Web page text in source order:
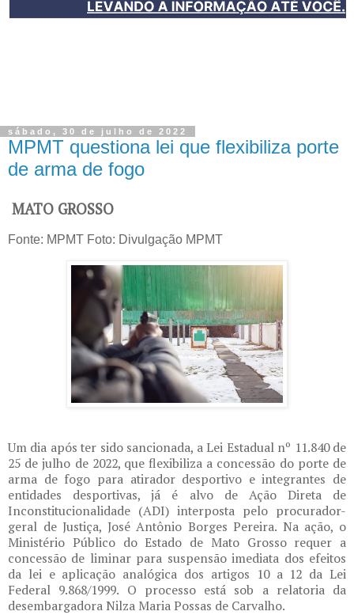
sábado, 30 de julho de 2022
MPMT questiona lei que flexibiliza porte
de arma de fogo
MATO GROSSO
Fonte: MPMT Foto: Divulgação MPMT
Um dia após ter sido sancionada, a Lei Estadual nº 11.840 de
25 de julho de 2022, que flexibiliza a concessão do porte de
arma de fogo para atirador desportivo e integrantes de
entidades desportivas, já é alvo de Ação Direta de
Inconstitucionalidade (ADI) interposta pelo procurador-
geral de Justiça, José Antônio Borges Pereira. Na ação, o
Ministério Público do Estado de Mato Grosso requer a
concessão de liminar para suspensão imediata dos efeitos
da lei e aplicação analógica dos artigos 10 a 12 da Lei
Federal 9.868/1999. O processo está sob a relatoria da
desembargadora Nilza Maria Possas de Carvalho.